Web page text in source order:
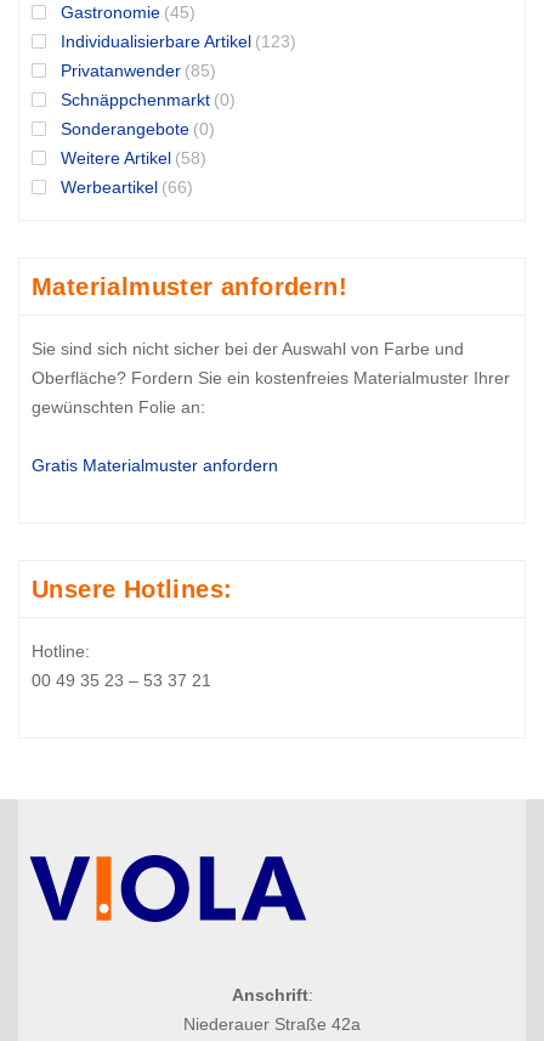
Gastronomie (45)
Individualisierbare Artikel (123)
Privatanwender (85)
Schnäppchenmarkt (0)
Sonderangebote (0)
Weitere Artikel (58)
Werbeartikel (66)
Materialmuster anfordern!
Sie sind sich nicht sicher bei der Auswahl von Farbe und
Oberfläche? Fordern Sie ein kostenfreies Materialmuster Ihrer
gewünschten Folie an:
Gratis Materialmuster anfordern
Unsere Hotlines:
Hotline:
00 49 35 23 – 53 37 21
Anschrift:
Niederauer Straße 42a